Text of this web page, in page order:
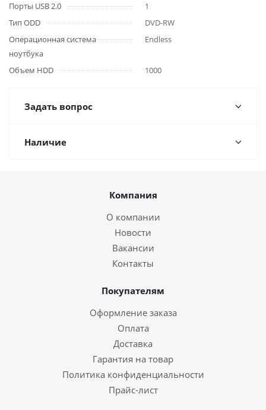
Порты USB 2.0
1
Тип ODD
DVD-RW
Операционная система
ноутбука
Endless
Объем HDD 1000
Задать вопрос
Наличие
Компания
О компании
Новости
Вакансии
Контакты
Покупателям
Оформление заказа
Оплата
Доставка
Гарантия на товар
Политика конфиденциальности
Прайс-лист